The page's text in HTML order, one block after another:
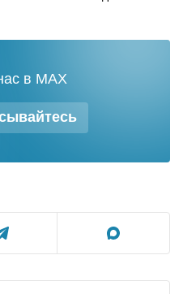
в MAX